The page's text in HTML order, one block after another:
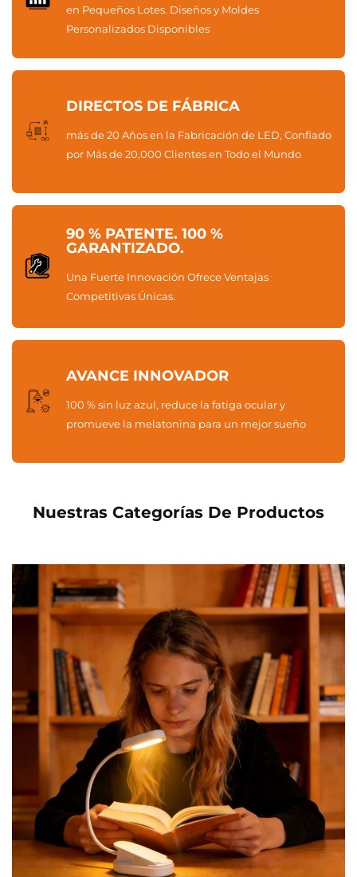
en Pequeños Lotes. Diseños y Moldes
Personalizados Disponibles
DIRECTOS DE FÁBRICA
más de 20 Años en la Fabricación de LED, Confiado
por Más de 20,000 Clientes en Todo el Mundo
90 % PATENTE. 100 %
GARANTIZADO.
Una Fuerte Innovación Ofrece Ventajas
Competitivas Únicas.
AVANCE INNOVADOR
100 % sin luz azul, reduce la fatiga ocular y
promueve la melatonina para un mejor sueño
Nuestras Categorías De Productos